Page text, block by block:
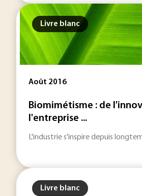
Livre blanc
Août 2016
Biomimétisme : de
l'entreprise ...
L'industrie s'inspire depuis
Livre blanc